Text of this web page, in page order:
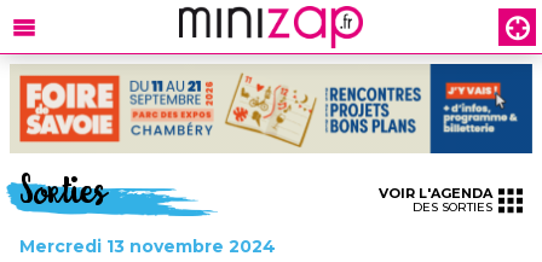
Sorties
Mercredi 13 novembre 2024
VOIR L'AGENDA
DES SORTIES